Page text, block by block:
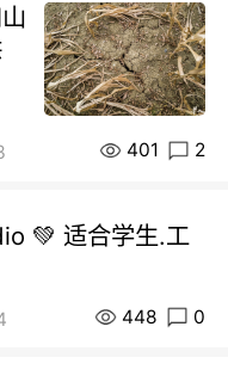
401 2
💚 适合学生.工
448 0